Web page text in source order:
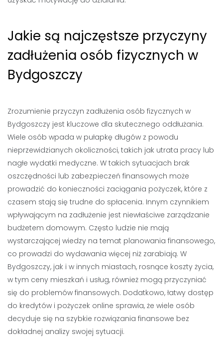
Jakie są najczęstsze przyczyny
zadłużenia osób fizycznych w
Bydgoszczy
Zrozumienie przyczyn zadłużenia osób fizycznych w
Bydgoszczy jest kluczowe dla skutecznego oddłużania.
Wiele osób wpada w pułapkę długów z powodu
nieprzewidzianych okoliczności, takich jak utrata pracy lub
nagłe wydatki medyczne. W takich sytuacjach brak
oszczędności lub zabezpieczeń finansowych może
prowadzić do konieczności zaciągania pożyczek, które z
czasem stają się trudne do spłacenia. Innym czynnikiem
wpływającym na zadłużenie jest niewłaściwe zarządzanie
budżetem domowym. Często ludzie nie mają
wystarczającej wiedzy na temat planowania finansowego,
co prowadzi do wydawania więcej niż zarabiają. W
Bydgoszczy, jak i w innych miastach, rosnące koszty życia,
w tym ceny mieszkań i usług, również mogą przyczyniać
się do problemów finansowych. Dodatkowo, łatwy dostęp
do kredytów i pożyczek online sprawia, że wiele osób
decyduje się na szybkie rozwiązania finansowe bez
dokładnej analizy swojej sytuacji.